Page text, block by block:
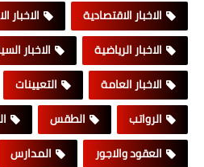
الاخبار الاقتصادية
الاخبار
الاخبار الرياضية
الاخبار
الاخبار العامة
التعيينات
الرواتب
الطقس
العقود والاجور
المدارس